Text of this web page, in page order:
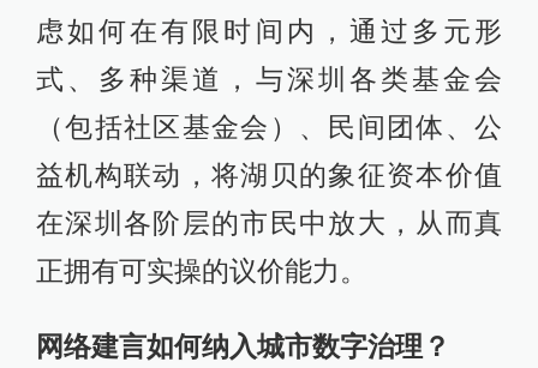
虑如何在有限时间内，通过多元形
式、多种渠道，与深圳各类基金会
（包括社区基金会）、民间团体、公
益机构联动，将湖贝的象征资本价值
在深圳各阶层的市民中放大，从而真
正拥有可实操的议价能力。
网络建言如何纳入城市数字治理？